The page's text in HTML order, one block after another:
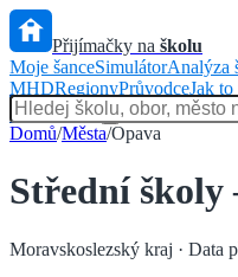
Přijímačky na školu
Moje šanceSimulátorAnalýza
MHDRegionyPrůvodceJak
Hlídač státu
Domů/Města/Opava
Střední
Moravskoslezský kraj · Data